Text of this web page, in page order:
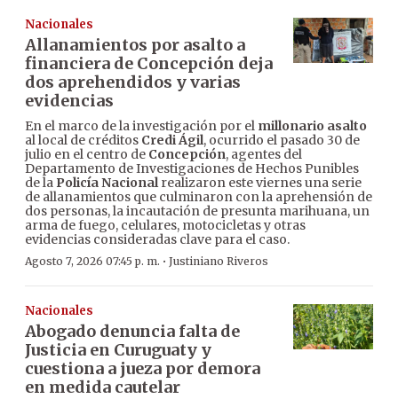
Nacionales
Allanamientos por asalto a
financiera de Concepción deja
dos aprehendidos y varias
evidencias
En el marco de la investigación por el millonario asalto
al local de créditos Credi Ágil, ocurrido el pasado 30 de
julio en el centro de Concepción, agentes del
Departamento de Investigaciones de Hechos Punibles
de la Policía Nacionalrealizaron este viernes una serie
de allanamientos que culminaron con la aprehensión de
dos personas, la incautación de presunta marihuana, un
arma de fuego, celulares, motocicletas y otras
evidencias consideradas clave para el caso.
Agosto 7, 2026 07:45 p. m. · Justiniano Riveros
Nacionales
Abogado denuncia falta de
Justicia en Curuguaty y
cuestiona a jueza por demora
en medida cautelar